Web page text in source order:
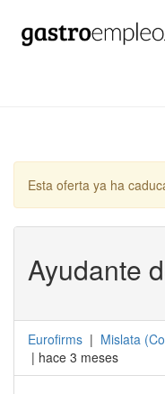
Esta oferta ya ha
Ayudante
Eurofirms | Mislata (
| hace 3 meses